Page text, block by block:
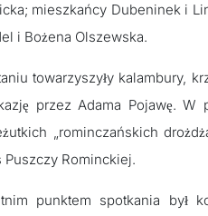
mieszkańcy Dubeninek i
i Bożena Olszewska.
towarzyszyły kalambury,
przez Adama Pojawę. W
„rominczańskich
Puszczy Rominckiej.
punktem spotkania był